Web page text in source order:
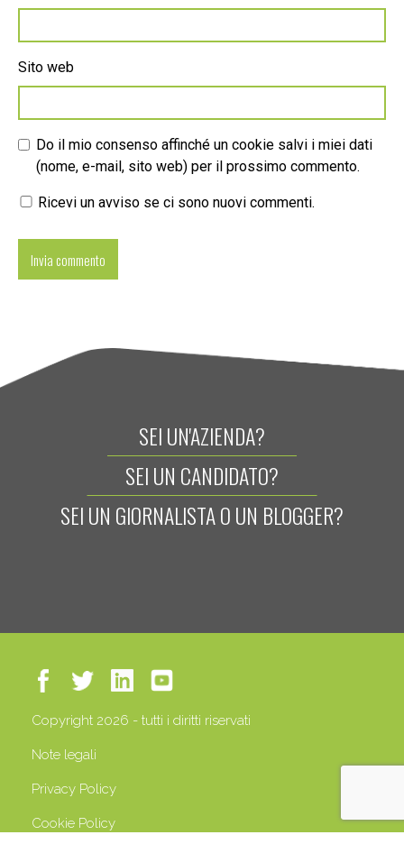
Sito web
Do il mio consenso affinché un cookie salvi i miei dati
(nome, e-mail, sito web) per il prossimo commento.
Ricevi un avviso se ci sono nuovi commenti.
SEI UN'AZIENDA?
SEI UN CANDIDATO?
SEI UN GIORNALISTA O UN BLOGGER?
Copyright 2026 - tutti i diritti riservati
Note legali
Privacy Policy
Cookie Policy